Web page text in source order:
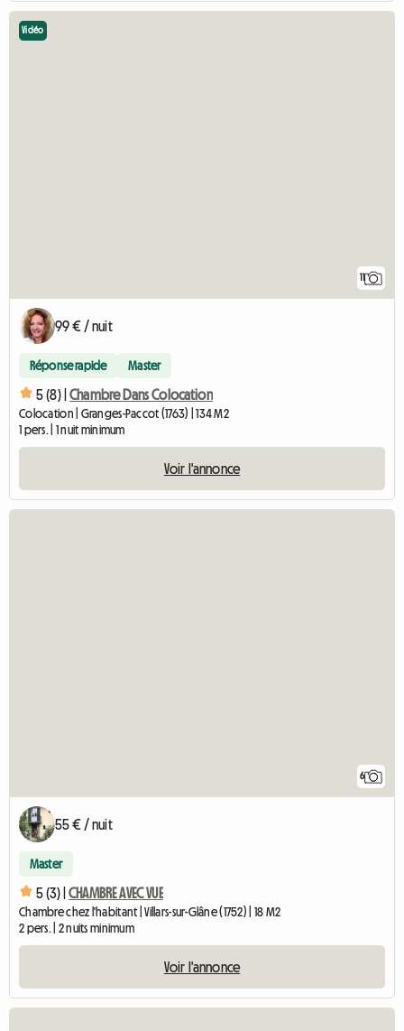
11
Vidéo
99 € / nuit
Réponse rapide Master
5 (8) | Chambre Dans Colocation
Colocation | Granges-Paccot (1763) | 134 M2
1 pers. | 1 nuit minimum
Voir l'annonce
6
55 € / nuit
Master
5 (3) | CHAMBRE AVEC VUE
Chambre chez l'habitant | Villars-sur-Glâne (1752) | 18 M2
2 pers. | 2 nuits minimum
Voir l'annonce